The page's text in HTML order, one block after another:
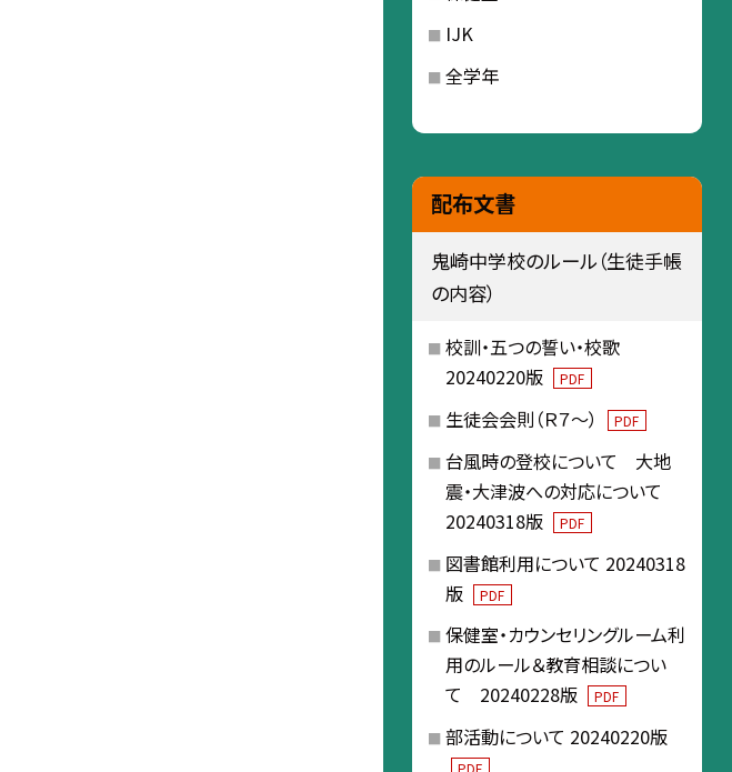
IJK
全学年
配布文書
鬼崎中学校のルール（生徒手帳
の内容）
校訓・五つの誓い・校歌
20240220版
PDF
生徒会会則（Ｒ７～） PDF
台風時の登校について 大地
震・大津波への対応について
20240318版
PDF
図書館利用について 20240318
版
PDF
保健室・カウンセリングルーム利
用のルール＆教育相談につい
て 20240228版
PDF
部活動について 20240220版